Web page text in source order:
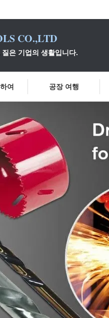
CO.,LTD
은 기업의 생활입니다.
여 공장 여행